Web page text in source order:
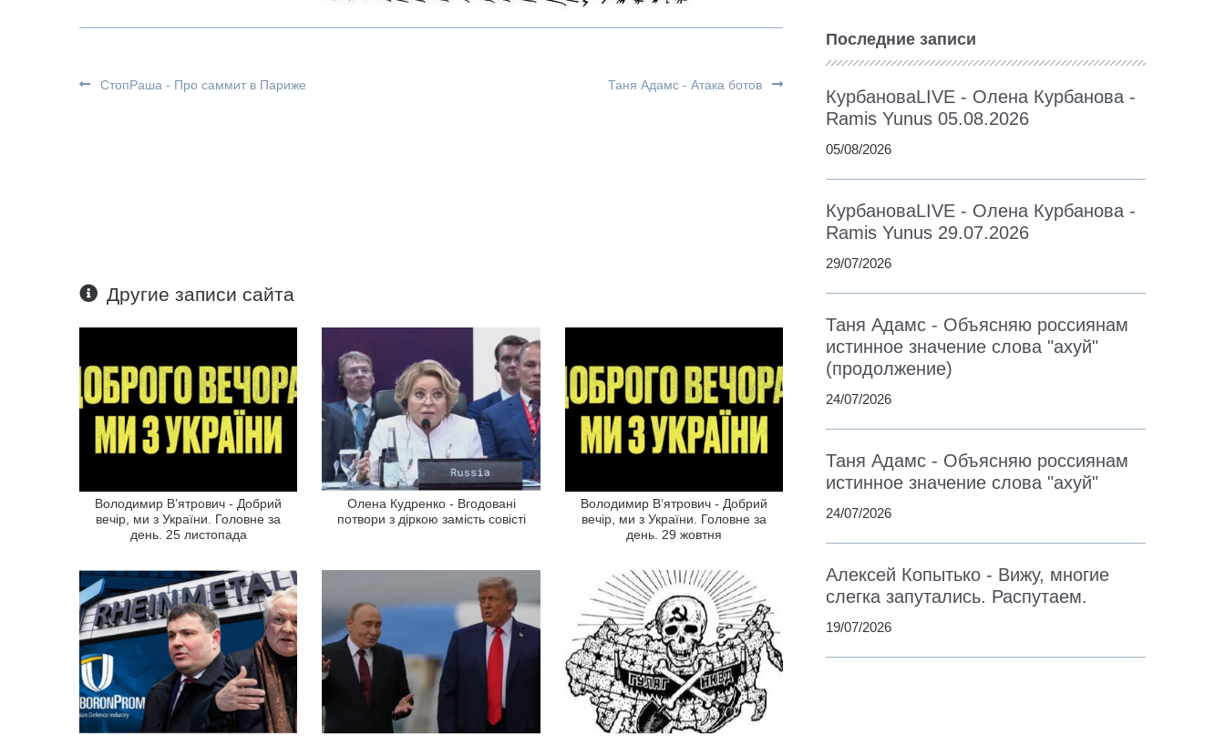
СтопРаша - Про саммит в Париже Таня Адамс - Атака ботов
Другие записи сайта
Володимир В’ятрович - Добрий
вечір, ми з України. Головне за
день. 25 листопада
Олена Кудренко - Вгодовані
потвори з діркою замість совісті
Володимир В’ятрович - Добрий
вечір, ми з України. Головне за
день. 29 жовтня
Последние записи
КурбановаLIVE - Олена Курбанова -
Ramis Yunus 05.08.2026
05/08/2026
КурбановаLIVE - Олена Курбанова -
Ramis Yunus 29.07.2026
29/07/2026
Таня Адамс - Объясняю россиянам
истинное значение слова "ахуй"
(продолжение)
24/07/2026
Таня Адамс - Объясняю россиянам
истинное значение слова "ахуй"
24/07/2026
Алексей Копытько - Вижу, многие
слегка запутались. Распутаем.
19/07/2026